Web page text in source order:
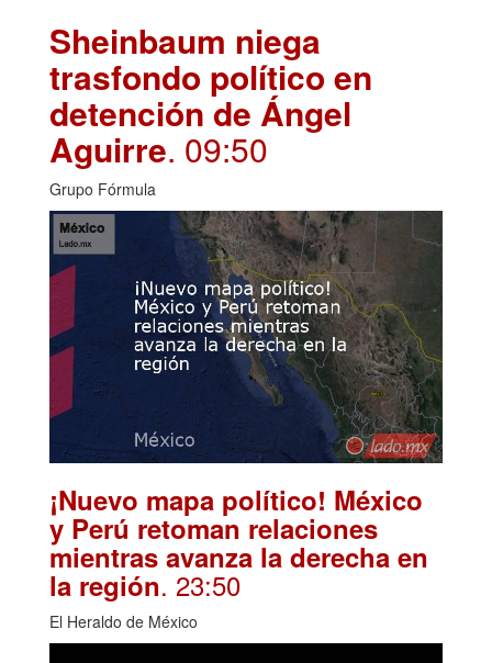
Sheinbaum niega
trasfondo político en
detención de Ángel
Aguirre. 09:50
Grupo Fórmula
¡Nuevo mapa político! México
y Perú retoman relaciones
mientras avanza la derecha en
la región. 23:50
El Heraldo de México